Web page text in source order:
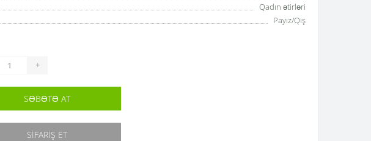
Qadın ətirləri
Payız/Qış
+
SƏBƏTƏ AT
SIFARIŞ ET